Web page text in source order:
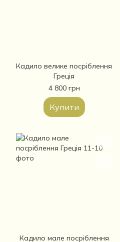
Кадило велике посріблення
Греція
4 800 грн
Купити
Кадило мале посріблення